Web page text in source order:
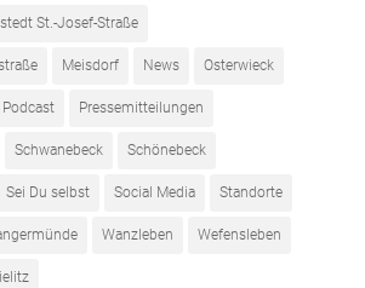
St.-Josef-Straße
Meisdorf News Osterwieck
Podcast Pressemitteilungen
Schwanebeck Schönebeck
Sei Du selbst Social Media Standorte
Wanzleben Wefensleben